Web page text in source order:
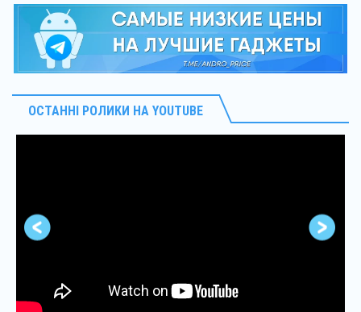
ОСТАННІ РОЛИКИ НА YOUTUBE